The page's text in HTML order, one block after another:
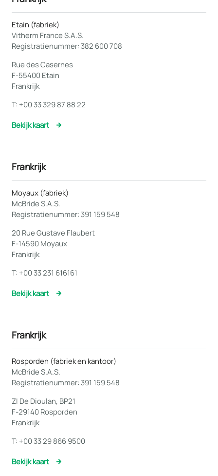
Etain (fabriek)
Vitherm France S.A.S.
Registratienummer: 382 600 708
Rue des Casernes
F-55400 Etain
Frankrijk
T: +00 33 329 87 88 22
Bekijk kaart
Frankrijk
Moyaux (fabriek)
McBride S.A.S.
Registratienummer: 391 159 548
20 Rue Gustave Flaubert
F-14590 Moyaux
Frankrijk
T: +00 33 231 616161
Bekijk kaart
Frankrijk
Rosporden (fabriek en kantoor)
McBride S.A.S.
Registratienummer: 391 159 548
ZI De Dioulan, BP21
F-29140 Rosporden
Frankrijk
T: +00 33 29 866 9500
Bekijk kaart